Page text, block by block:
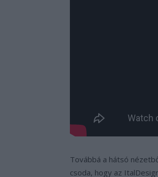
Továbbá a hátsó
csoda, hogy az